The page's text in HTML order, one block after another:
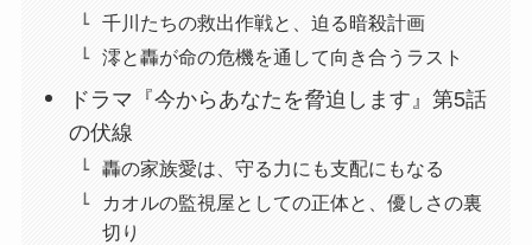
千川たちの救出作戦と、迫る暗殺計画
澪と轟が命の危機を通して向き合うラスト
ドラマ『今からあなたを脅迫します』第5話
の伏線
轟の家族愛は、守る力にも支配にもなる
カオルの監視屋としての正体と、優しさの裏
切り